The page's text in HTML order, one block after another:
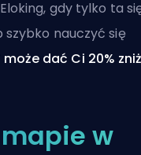
Eloking, gdy tylko ta
szybko nauczyć się
dać Ci 20%
w